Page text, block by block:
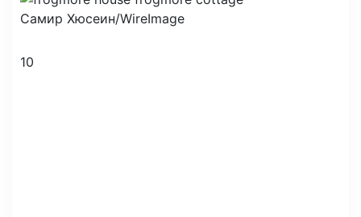
Самир Хюсеин/WireImage
10